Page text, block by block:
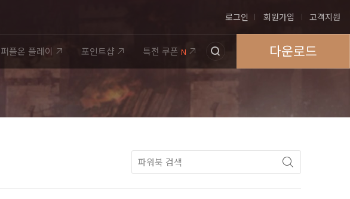
로그인 회원가입 고객지원
다운로드
퍼플온 플레이 포인트샵 특전 쿠폰 N